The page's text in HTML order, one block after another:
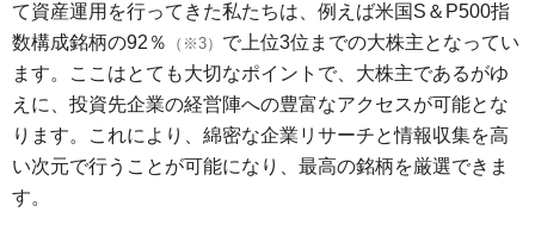
て資産運用を行ってきた私たちは、例えば米国S＆P500指
数構成銘柄の92％
（※3） で上位3位までの大株主となってい
ます。ここはとても大切なポイントで、大株主であるがゆ
えに、投資先企業の経営陣への豊富なアクセスが可能とな
ります。これにより、綿密な企業リサーチと情報収集を高
い次元で行うことが可能になり、最高の銘柄を厳選できま
す。